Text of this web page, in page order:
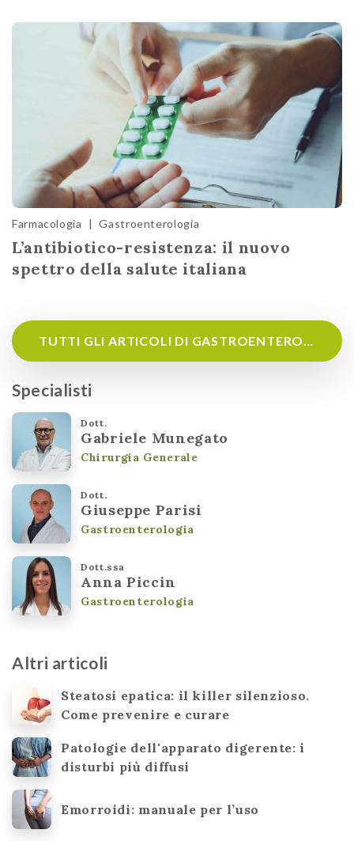
Farmacologia | Gastroenterologia
L’antibiotico-resistenza: il nuovo
spettro della salute italiana
TUTTI GLI ARTICOLI DI GASTROENTEROLOGIA
Specialisti
Dott.
Gabriele Munegato
Chirurgia Generale
Dott.
Giuseppe Parisi
Gastroenterologia
Dott.ssa
Anna Piccin
Gastroenterologia
Altri articoli
Steatosi epatica: il killer silenzioso.
Come prevenire e curare
Patologie dell'apparato digerente: i
disturbi più diffusi
Emorroidi: manuale per l’uso